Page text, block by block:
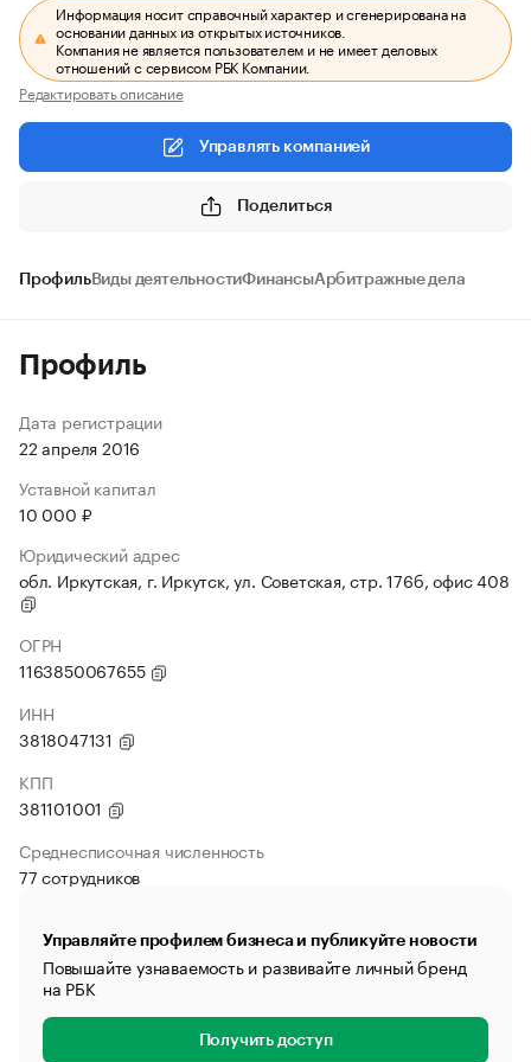
Информация носит справочный характер и сгенерирована на
основании данных из открытых источников.
Компания не является пользователем и не имеет деловых
отношений с сервисом РБК Компании.
Редактировать описание
Управлять компанией
Поделиться
ПрофильВиды деятельностиФинансыАрбитражные дела
Профиль
Дата регистрации
22 апреля 2016
Уставной капитал
10 000 ₽
Юридический адрес
обл. Иркутская, г. Иркутск, ул. Советская, стр. 176б, офис 408
ОГРН
1163850067655
ИНН
3818047131
КПП
381101001
Среднесписочная численность
77 сотрудников
Управляйте профилем бизнеса и публикуйте новости
Повышайте узнаваемость и развивайте личный бренд
на РБК
Получить доступ